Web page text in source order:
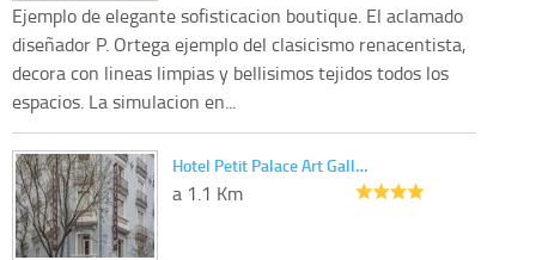
Ejemplo de elegante sofisticacion boutique. El aclamado
diseñador P. Ortega ejemplo del clasicismo renacentista,
decora con lineas limpias y bellisimos tejidos todos los
espacios. La simulacion en...
Hotel Petit Palace Art Gall…
a 1.1 Km